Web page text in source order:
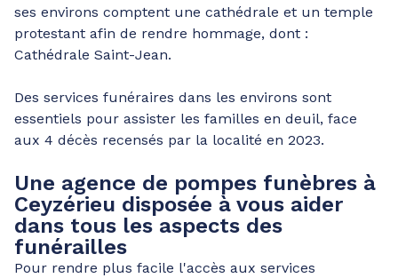
ses environs comptent une cathédrale et un temple
protestant afin de rendre hommage, dont :
Cathédrale Saint-Jean.
Des services funéraires dans les environs sont
essentiels pour assister les familles en deuil, face
aux 4 décès recensés par la localité en 2023.
Une agence de pompes funèbres à
Ceyzérieu disposée à vous aider
dans tous les aspects des
funérailles
Pour rendre plus facile l'accès aux services